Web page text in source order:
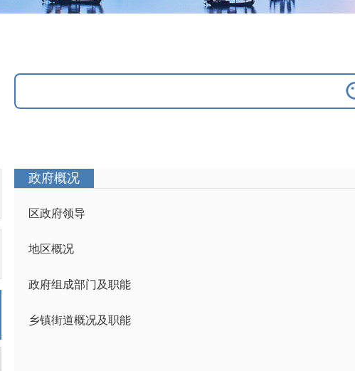
政府概况
区政府领导
地区概况
政府组成部门及职能
乡镇街道概况及职能